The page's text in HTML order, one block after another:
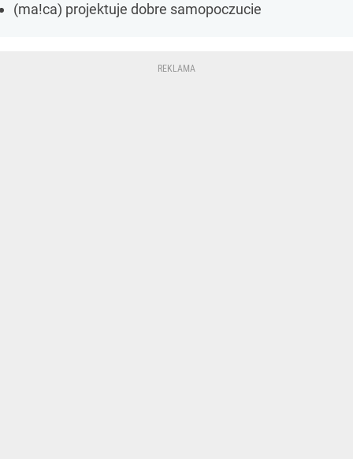
(ma!ca) projektuje dobre samopoczucie